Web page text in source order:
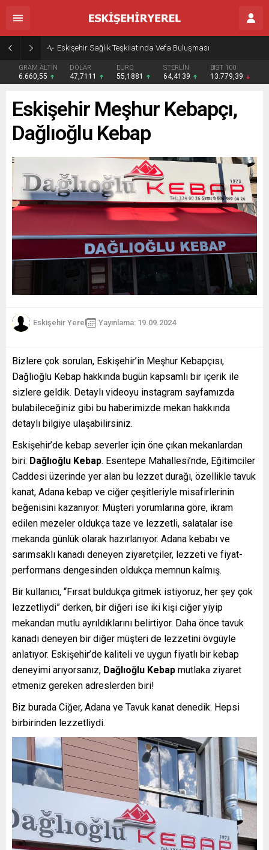
Eskişehir Sağlık Teşkilatında Vefa Buluşması
GRAM ALTIN
6.660,55
DOLAR
47,7111
EURO
55,1881
STERLİN
64,4139
BIST 100
13.779,39
Eskişehir Meşhur Kebapçı,
Dağlıoğlu Kebap
Eskişehir Yerel Yayınlama: 19.09.2024
Bizlere çok sorulan, Eskişehir’in Meşhur Kebapçısı,
Dağlıoğlu Kebap hakkında bugün kapsamlı bir içerik ile
sizlere geldik. Detaylı videoyu instagram sayfamızda
bulabileceğiniz gibi bu haberimizde mekan hakkında
detaylı bilgiye ulaşabilirsiniz.
Eskişehir’de kebap severler için öne çıkan mekanlardan
biri: Dağlıoğlu Kebap. Esentepe Mahallesi’nde, Eğitimciler
Caddesi üzerinde yer alan bu lezzet durağı, özellikle tavuk
kanat, Adana kebap ve ciğer çeşitleriyle misafirlerinin
beğenisini kazanıyor. Müşteri yorumlarına göre, ikram
edilen mezeler oldukça taze ve lezzetli, salatalar ise
mekanda günlük olarak hazırlanıyor. Adana kebabı ve
sarımsaklı kanadı deneyen ziyaretçiler, lezzeti ve fiyat-
performans dengesinden oldukça memnun kalmış.
Bir kullanıcı, “Fırsat buldukça gitmek istiyoruz, her şey çok
lezzetliydi” derken, bir diğeri ise iki kişi ciğer yiyip
mekandan mutlu ayrıldıklarını belirtiyor. Daha önce tavuk
kanadı deneyen bir diğer müşteri de lezzetini övgüyle
anlatıyor. Eskişehir’de kaliteli ve uygun fiyatlı bir kebap
deneyimi arıyorsanız, Dağlıoğlu Kebap mutlaka ziyaret
etmeniz gereken adreslerden biri!
Biz burada Ciğer, Adana ve Tavuk kanat denedik. Hepsi
birbirinden lezzetliydi.